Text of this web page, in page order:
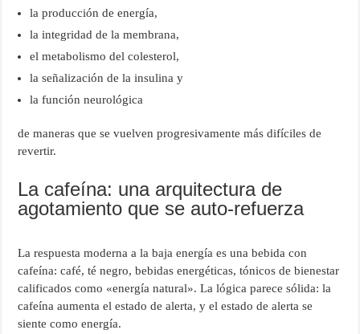
la producción de energía,
la integridad de la membrana,
el metabolismo del colesterol,
la señalización de la insulina y
la función neurológica
de maneras que se vuelven progresivamente más difíciles de
revertir.
La cafeína: una arquitectura de
agotamiento que se auto-refuerza
La respuesta moderna a la baja energía es una bebida con
cafeína: café, té negro, bebidas energéticas, tónicos de bienestar
calificados como «energía natural». La lógica parece sólida: la
cafeína aumenta el estado de alerta, y el estado de alerta se
siente como energía.